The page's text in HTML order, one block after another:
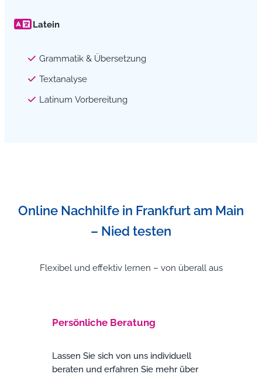
Latein
Grammatik & Übersetzung
Textanalyse
Latinum Vorbereitung
Online Nachhilfe in Frankfurt am Main
– Nied testen
Flexibel und effektiv lernen – von überall aus
Persönliche Beratung
Lassen Sie sich von uns individuell
beraten und erfahren Sie mehr über